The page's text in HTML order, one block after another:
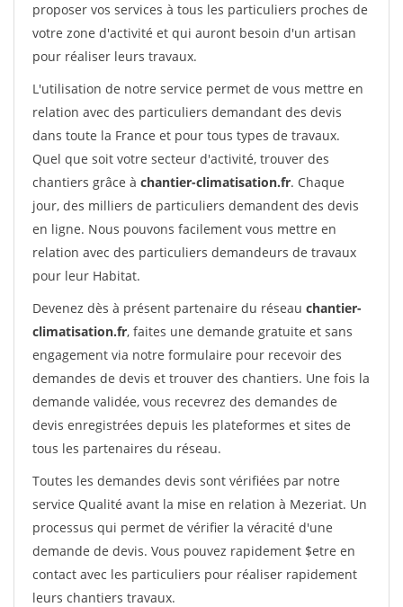
proposer vos services à tous les particuliers proches de
votre zone d'activité et qui auront besoin d'un artisan
pour réaliser leurs travaux.
L'utilisation de notre service permet de vous mettre en
relation avec des particuliers demandant des devis
dans toute la France et pour tous types de travaux.
Quel que soit votre secteur d'activité, trouver des
chantiers grâce à chantier-climatisation.fr. Chaque
jour, des milliers de particuliers demandent des devis
en ligne. Nous pouvons facilement vous mettre en
relation avec des particuliers demandeurs de travaux
pour leur Habitat.
Devenez dès à présent partenaire du réseau chantier-
climatisation.fr, faites une demande gratuite et sans
engagement via notre formulaire pour recevoir des
demandes de devis et trouver des chantiers. Une fois la
demande validée, vous recevrez des demandes de
devis enregistrées depuis les plateformes et sites de
tous les partenaires du réseau.
Toutes les demandes devis sont vérifiées par notre
service Qualité avant la mise en relation à Mezeriat. Un
processus qui permet de vérifier la véracité d'une
demande de devis. Vous pouvez rapidement $etre en
contact avec les particuliers pour réaliser rapidement
leurs chantiers travaux.